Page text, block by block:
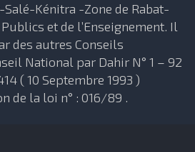
Salé-Kénitra -Zone de Rabat-
et de l’Enseignement. Il
des autres Conseils
National par Dahir N° 1 – 92
( 10 Septembre 1993 )
de la loi n° : 016/89 .